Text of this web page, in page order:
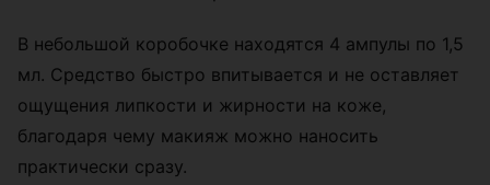
В небольшой коробочке находятся 4 ампулы по 1,5
мл. Средство быстро впитывается и не оставляет
ощущения липкости и жирности на коже,
благодаря чему макияж можно наносить
практически сразу.